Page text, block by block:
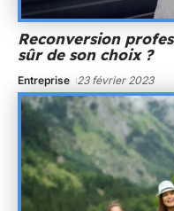
Reconversion
sûr de son choix ?
Entreprise 23 février 2023